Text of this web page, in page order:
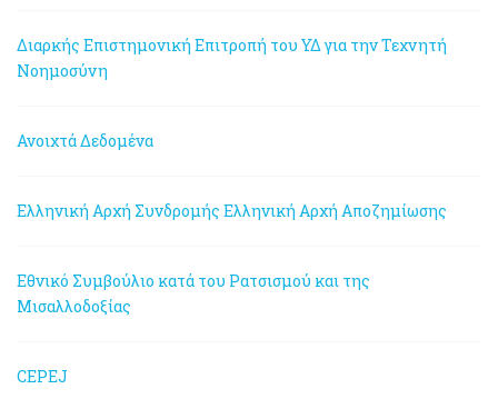
Διαρκής Επιστημονική Επιτροπή του ΥΔ για την Τεχνητή
Νοημοσύνη
Ανοιχτά Δεδομένα
Ελληνική Αρχή Συνδρομής Ελληνική Αρχή Αποζημίωσης
Εθνικό Συμβούλιο κατά του Ρατσισμού και της
Μισαλλοδοξίας
CEPEJ